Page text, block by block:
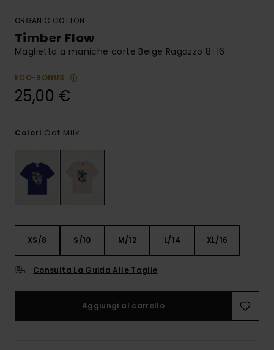
ORGANIC COTTON
Timber Flow
Maglietta a maniche corte Beige Ragazzo 8-16
ECO-BONUS
25,00 €
Colori Oat Milk
XS/8 S/10 M/12 L/14 XL/16
Consulta La Guida Alle Taglie
Aggiungi al carrello